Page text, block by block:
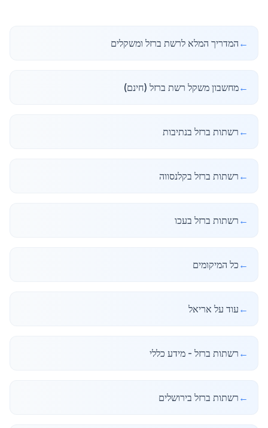
← המדריך המלא לרשת ברזל ומשקלים
←מחשבון משקל רשת ברזל (חינם)
← רשתות ברזל בנתיבות
← רשתות ברזל בקלנסווה
← רשתות ברזל בעכו
← כל המיקומים
← עוד על אריאל
← רשתות ברזל - מידע כללי
← רשתות ברזל בירושלים